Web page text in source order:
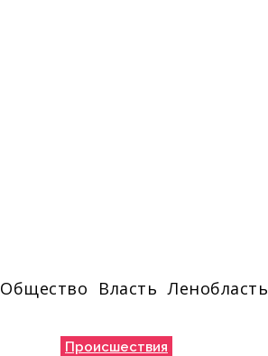
Общество Власть Ленобласть
Происшествия